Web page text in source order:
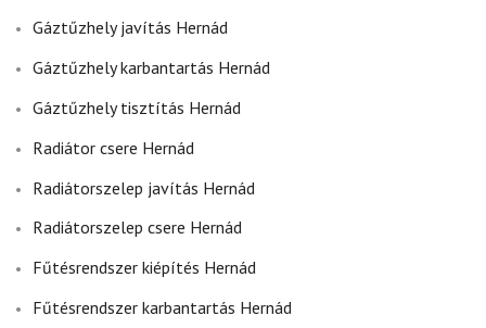
Gáztűzhely javítás Hernád
Gáztűzhely karbantartás Hernád
Gáztűzhely tisztítás Hernád
Radiátor csere Hernád
Radiátorszelep javítás Hernád
Radiátorszelep csere Hernád
Fűtésrendszer kiépítés Hernád
Fűtésrendszer karbantartás Hernád